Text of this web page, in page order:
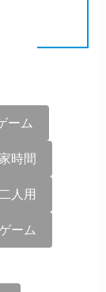
ーム
時間
二人用
ーム